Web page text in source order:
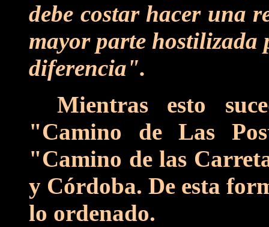
debe costar hacer una
mayor parte hostilizada
diferencia".
Mientras esto
"Camino de Las
"Camino de las
y Córdoba. De esta
lo ordenado.